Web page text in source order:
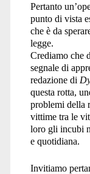
Pertanto
punto di vista
che è da
legge.
Crediamo che
segnale di
redazione di
questa rotta,
problemi della
vittime tra le
loro gli incubi
e quotidiana.
Invitiamo